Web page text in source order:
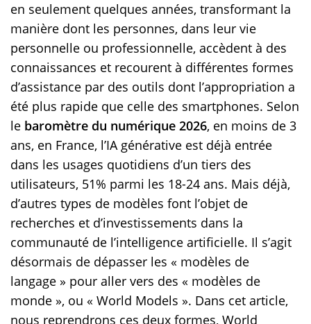
en seulement quelques années, transformant la
manière dont les personnes, dans leur vie
personnelle ou professionnelle, accèdent à des
connaissances et recourent à différentes formes
d’assistance par des outils dont l’appropriation a
été plus rapide que celle des smartphones. Selon
le baromètre du numérique 2026, en moins de 3
ans, en France, l’IA générative est déjà entrée
dans les usages quotidiens d’un tiers des
utilisateurs, 51% parmi les 18-24 ans. Mais déjà,
d’autres types de modèles font l’objet de
recherches et d’investissements dans la
communauté de l’intelligence artificielle. Il s’agit
désormais de dépasser les « modèles de
langage » pour aller vers des « modèles de
monde », ou « World Models ». Dans cet article,
nous reprendrons ces deux formes, World